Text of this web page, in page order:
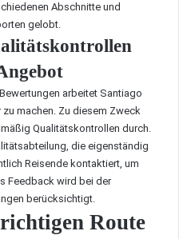
Abschnitte und
gelobt.
arbeitet Santiago
machen. Zu diesem Zweck
Qualitätskontrollen durch.
die eigenständig
Reisende kontaktiert, um
Feedback wird bei der
berücksichtigt.
Route